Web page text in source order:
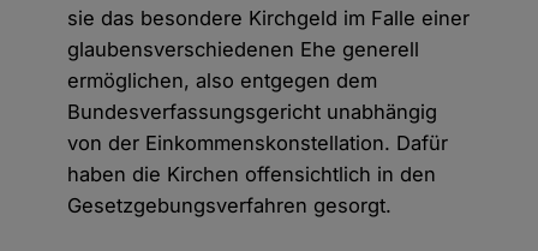
sie das besondere Kirchgeld im Falle einer
glaubensverschiedenen Ehe generell
ermöglichen, also entgegen dem
Bundesverfassungsgericht unabhängig
von der Einkommenskonstellation. Dafür
haben die Kirchen offensichtlich in den
Gesetzgebungsverfahren gesorgt.